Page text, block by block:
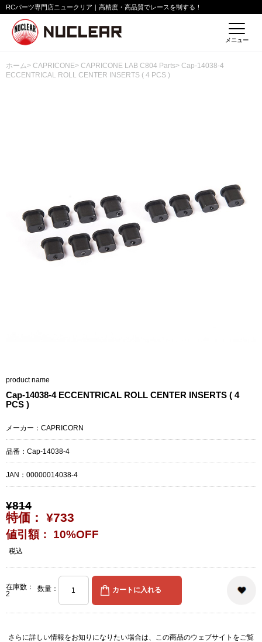
RCパーツ専門店ニュークリア｜高精度・高品質でレースを制する！
メニュー
ホーム> CAPRICONE> CAPRICONE LAB C804 Parts> Cap-14038-4
ECCENTRICAL ROLL CENTER INSERTS ( 4 PCS )
product name
Cap-14038-4 ECCENTRICAL ROLL CENTER INSERTS ( 4
PCS )
メーカー：CAPRICORN
品番：Cap-14038-4
JAN： 00000014038-4
¥814
特価： ¥733
値引額： 10%OFF
税込
在庫数：
2
数量：
さらに詳しい情報をお知りになりたい場合は、 この商品のウェブサイト をご覧